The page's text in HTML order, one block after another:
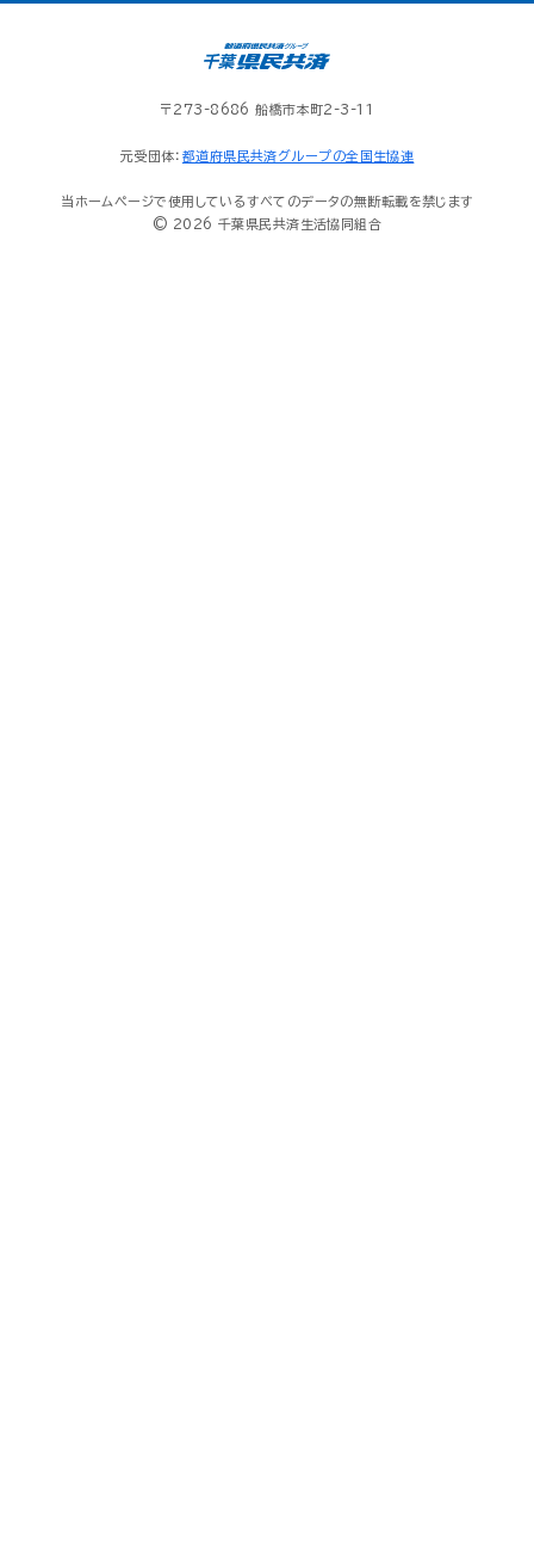
〒273-8686 船橋市本町2-3-11
元受団体： 都道府県民共済グループの全国生協連
当ホームページで使用しているすべてのデータの無断転載を禁じます
© 2026 千葉県民共済生活協同組合